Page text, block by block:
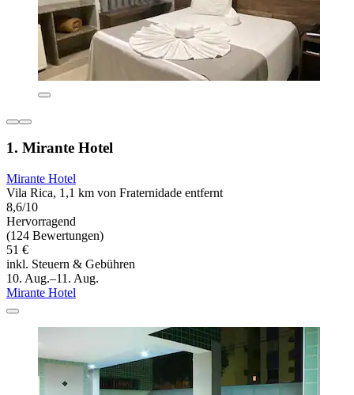
1. Mirante Hotel
Mirante Hotel
Vila Rica, 1,1 km von Fraternidade entfernt
8,6/10
Hervorragend
(124 Bewertungen)
51 €
inkl. Steuern & Gebühren
10. Aug.–11. Aug.
Mirante Hotel